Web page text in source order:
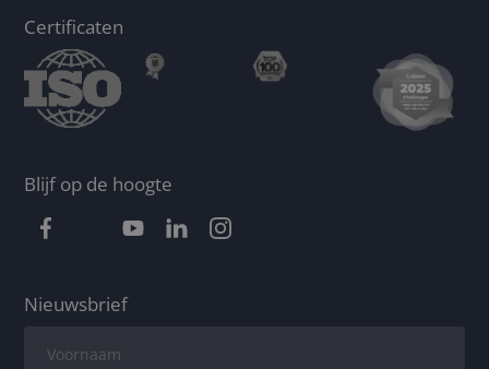
Certificaten
Blijf op de hoogte
Nieuwsbrief